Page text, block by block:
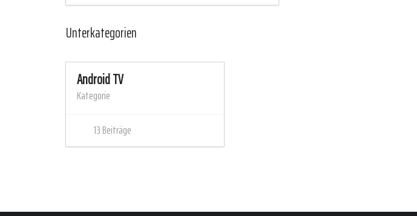
Unterkategorien
Android TV
Kategorie
13 Beiträge